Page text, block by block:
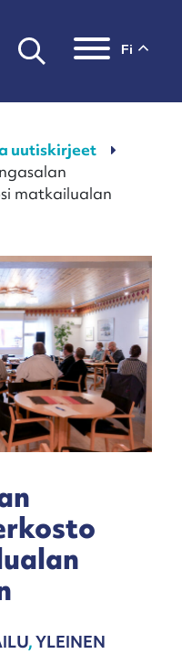
uutiskirjeet
matkailualan
,YLEINEN
fi